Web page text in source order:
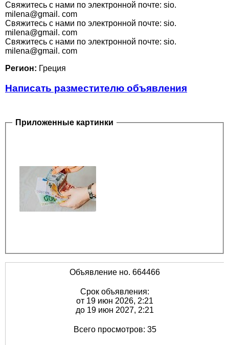
Свяжитесь с нами по электронной почте: sio.
milena@gmail. com
Свяжитесь с нами по электронной почте: sio.
milena@gmail. com
Свяжитесь с нами по электронной почте: sio.
milena@gmail. com
Регион: Греция
Написать разместителю объявления
Приложенные картинки
Объявление но. 664466
Срок объявления:
от 19 июн 2026, 2:21
до 19 июн 2027, 2:21
Всего просмотров: 35